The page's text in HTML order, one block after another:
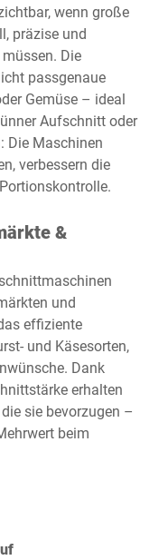
wenn große
präzise und
Die
passgenaue
Gemüse – ideal
Aufschnitt oder
Die Maschinen
verbessern die
&
und
effiziente
und Käsesorten,
Dank
erhalten
sie bevorzugen –
beim